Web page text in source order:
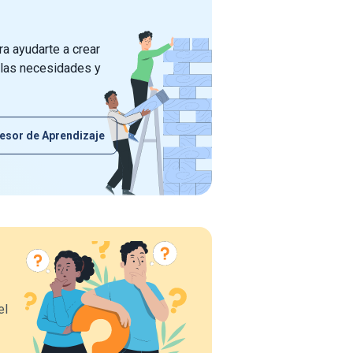
ayudarte a crear
necesidades y
de Aprendizaje